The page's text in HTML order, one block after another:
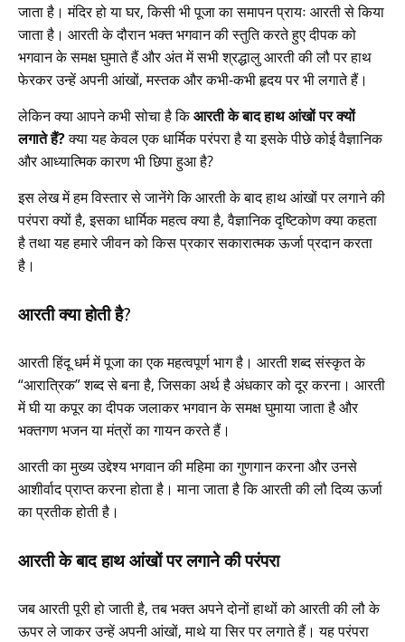
जाता है। मंदिर हो या घर, किसी भी पूजा का समापन प्रायः आरती से किया
जाता है। आरती के दौरान भक्त भगवान की स्तुति करते हुए दीपक को
भगवान के समक्ष घुमाते हैं और अंत में सभी श्रद्धालु आरती की लौ पर हाथ
फेरकर उन्हें अपनी आंखों, मस्तक और कभी-कभी हृदय पर भी लगाते हैं।
लेकिन क्या आपने कभी सोचा है किआरती के बाद हाथ आंखों पर क्यों
लगाते हैं?क्या यह केवल एक धार्मिक परंपरा है या इसके पीछे कोई वैज्ञानिक
और आध्यात्मिक कारण भी छिपा हुआ है?
इस लेख में हम विस्तार से जानेंगे कि आरती के बाद हाथ आंखों पर लगाने की
परंपरा क्यों है, इसका धार्मिक महत्व क्या है, वैज्ञानिक दृष्टिकोण क्या कहता
है तथा यह हमारे जीवन को किस प्रकार सकारात्मक ऊर्जा प्रदान करता
है।
आरती क्या होती है?
आरती हिंदू धर्म में पूजा का एक महत्वपूर्ण भाग है। आरती शब्द संस्कृत के
“आरात्रिक” शब्द से बना है, जिसका अर्थ है अंधकार को दूर करना। आरती
में घी या कपूर का दीपक जलाकर भगवान के समक्ष घुमाया जाता है और
भक्तगण भजन या मंत्रों का गायन करते हैं।
आरती का मुख्य उद्देश्य भगवान की महिमा का गुणगान करना और उनसे
आशीर्वाद प्राप्त करना होता है। माना जाता है कि आरती की लौ दिव्य ऊर्जा
का प्रतीक होती है।
आरती के बाद हाथ आंखों पर लगाने की परंपरा
जब आरती पूरी हो जाती है, तब भक्त अपने दोनों हाथों को आरती की लौ के
ऊपर ले जाकर उन्हें अपनी आंखों, माथे या सिर पर लगाते हैं। यह परंपरा